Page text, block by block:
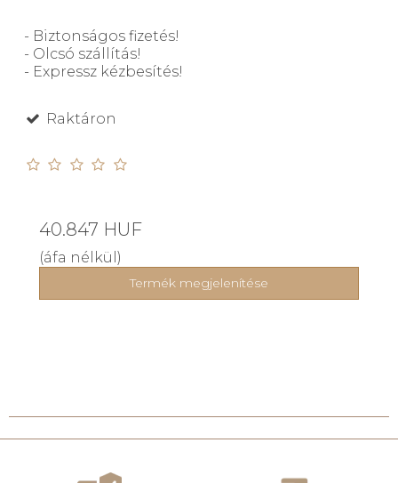
- Biztonságos fizetés!
- Olcsó szállítás!
- Expressz kézbesítés!
Raktáron
40.847 HUF
(áfa nélkül)
Termék megjelenítése